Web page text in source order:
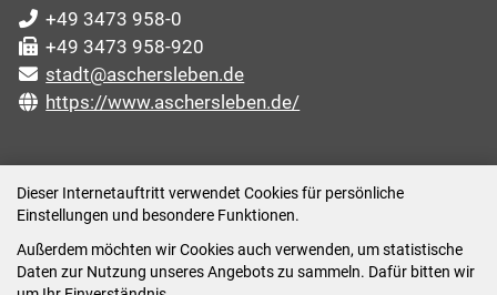
Dieser Internetauftritt verwendet Cookies für persönliche
Einstellungen und besondere Funktionen.
Außerdem möchten wir Cookies auch verwenden, um statistische
Daten zur Nutzung unseres Angebots zu sammeln. Dafür bitten wir
+49 3473 958-0
+49 3473 958-920
stadt@aschersleben.de
https://www.aschersleben.de/
Montag: 09:00-12:00 /14:00-15:00 Uhr
Dienstag: 09:00-12:00 /14:00-16:00 Uhr
Mittwoch: 09:00 - 12:00 Uhr (nach vorheriger